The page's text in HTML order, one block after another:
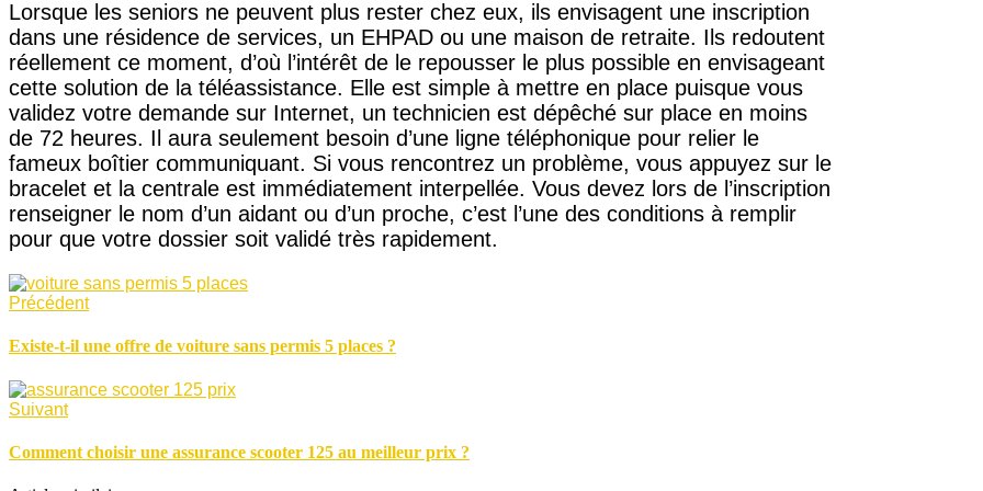
Lorsque les seniors ne peuvent plus rester chez eux, ils envisagent une inscription
dans une résidence de services, un EHPAD ou une maison de retraite. Ils redoutent
réellement ce moment, d’où l’intérêt de le repousser le plus possible en envisageant
cette solution de la téléassistance. Elle est simple à mettre en place puisque vous
validez votre demande sur Internet, un technicien est dépêché sur place en moins
de 72 heures. Il aura seulement besoin d’une ligne téléphonique pour relier le
fameux boîtier communiquant. Si vous rencontrez un problème, vous appuyez sur le
bracelet et la centrale est immédiatement interpellée. Vous devez lors de l’inscription
renseigner le nom d’un aidant ou d’un proche, c’est l’une des conditions à remplir
pour que votre dossier soit validé très rapidement.
Précédent
Existe-t-il une offre de voiture sans permis 5 places ?
Suivant
Comment choisir une assurance scooter 125 au meilleur prix ?